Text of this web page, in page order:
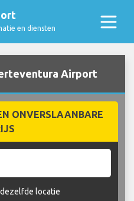
en diensten
Airport
ONVERSLAANBARE
locatie